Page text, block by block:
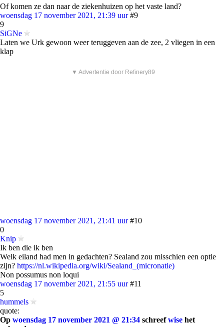
Of komen ze dan naar de ziekenhuizen op het vaste land?
woensdag 17 november 2021, 21:39 uur #9
9
SiGNe
Laten we Urk gewoon weer teruggeven aan de zee, 2 vliegen in een
klap
▼ Advertentie door Refinery89
woensdag 17 november 2021, 21:41 uur #10
0
Knip
Ik ben die ik ben
Welk eiland had men in gedachten? Sealand zou misschien een optie
zijn? https://nl.wikipedia.org/wiki/Sealand_(micronatie)
Non possumus non loqui
woensdag 17 november 2021, 21:55 uur #11
5
hummels
quote:
Op woensdag 17 november 2021 @ 21:34 schreefwise het